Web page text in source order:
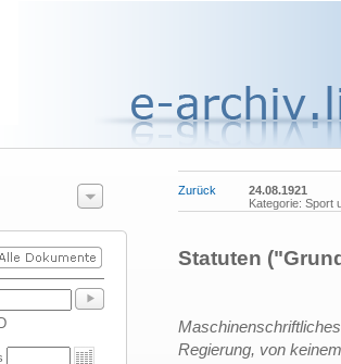
Zurück
24.08.1921
Kategorie: Sport
Statuten
Regierung, von